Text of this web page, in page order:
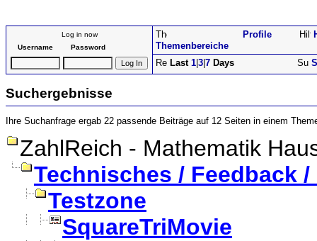
Log in now
Username
Password Themenbereiche
Profile
Last 1 3 7 Days
Suchergebnisse
Ihre Suchanfrage ergab 22 passende Beiträge auf 12 Seiten in einem
ZahlReich - Mathematik
Technisches / Feedback
Testzone
SquareTriMovie